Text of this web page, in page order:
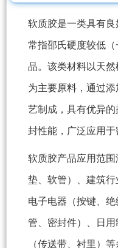
软质胶是一类具有
常指邵氏硬度较低（
品。该类材料以天
为主要原料，通过
艺制成，具有优异
封性能，广泛应用于
软质胶产品应用范
垫、软管）、建筑行
电子电器（按键、
管、密封件）、日
（传送带、衬里）